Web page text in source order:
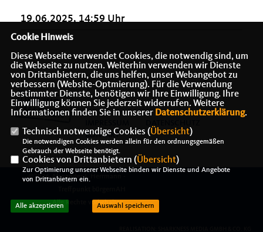
19.06.2025, 14:59 Uhr
KONTAKT
@2026 Alexander J. Herrmann -
Alle Rechte vorbehalten.
Cookie Hinweis
Diese Webseite verwendet Cookies, die notwendig sind, um
die Webseite zu nutzen. Weiterhin verwenden wir Dienste
von Drittanbietern, die uns helfen, unser Webangebot zu
verbessern (Website-Optmierung). Für die Verwendung
bestimmter Dienste, benötigen wir Ihre Einwilligung. Ihre
Einwilligung können Sie jederzeit widerrufen. Weitere
Informationen finden Sie in unserer Datenschutzerklärung.
Technisch notwendige Cookies (Übersicht)
Die notwendigen Cookies werden allein für den ordnungsgemäßen
Gebrauch der Webseite benötigt.
Cookies von Drittanbietern (Übersicht)
Zur Optimierung unserer Webseite binden wir Dienste und Angebote
von Drittanbietern ein.
Alle akzeptieren Auswahl speichern